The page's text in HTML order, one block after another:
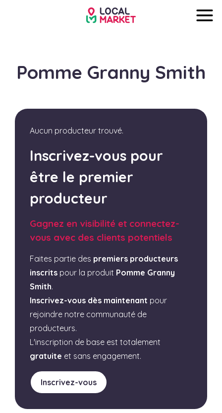
Pomme Granny Smith
Aucun producteur trouvé.
Inscrivez-vous pour
être le premier
producteur
Gagnez en visibilité et connectez-
vous avec des clients potentiels
Faites partie des premiers producteurs
inscrits pour la produit Pomme Granny
Smith.
Inscrivez-vous dès maintenant pour
rejoindre notre communauté de
producteurs.
L'inscription de base est totalement
gratuite et sans engagement.
Inscrivez-vous